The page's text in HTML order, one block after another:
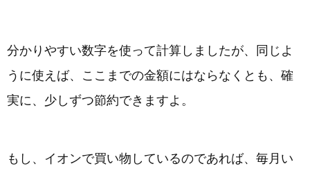
分かりやすい数字を使って計算しましたが、同じよ
うに使えば、ここまでの金額にはならなくとも、確
実に、少しずつ節約できますよ。
もし、イオンで買い物しているのであれば、毎月い